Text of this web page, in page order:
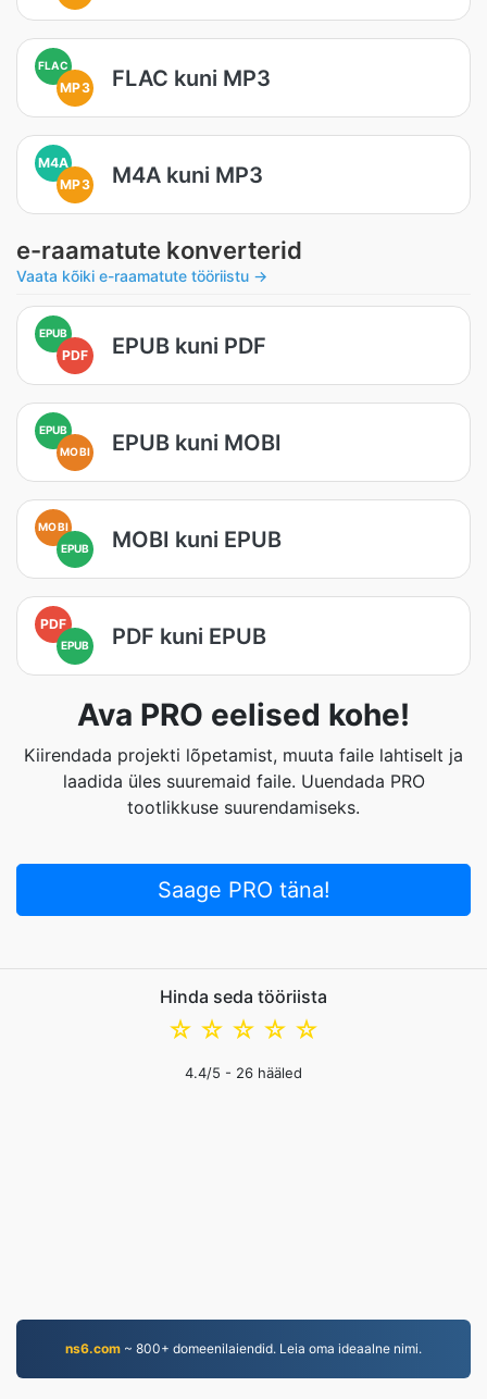
FLAC
MP3 FLAC kuni MP3
M4A
MP3
M4A kuni MP3
e-raamatute konverterid
Vaata kõiki e-raamatute tööriistu →
EPUB
PDF EPUB kuni PDF
EPUB
MOBI
EPUB kuni MOBI
MOBI
EPUB
MOBI kuni EPUB
PDF
EPUB PDF kuni EPUB
Ava PRO eelised kohe!
Kiirendada projekti lõpetamist, muuta faile lahtiselt ja
laadida üles suuremaid faile. Uuendada PRO
tootlikkuse suurendamiseks.
Saage PRO täna!
Hinda seda tööriista
☆
☆
☆
☆
☆
4.4/5 - 26 hääled
ns6.com ~ 800+ domeenilaiendid. Leia oma ideaalne nimi.